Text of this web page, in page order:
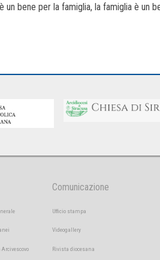
bene per la famiglia, la famiglia è un
Arcivescovo
Comunicazione
Ufficio stampa
Videogallery
Rivista diocesana